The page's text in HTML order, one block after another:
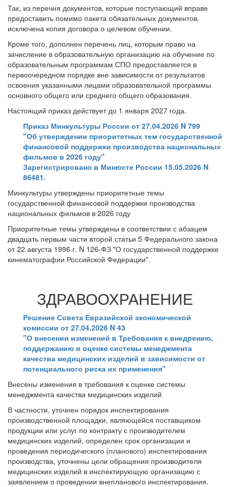
Так, из перечня документов, которые поступающий вправе
предоставить помимо пакета обязательных документов,
исключена копия договора о целевом обучении.
Кроме того, дополнен перечень лиц, которым право на
зачисление в образовательную организацию на обучение по
образовательным программам СПО предоставляется в
первоочередном порядке вне зависимости от результатов
освоения указанными лицами образовательной программы
основного общего или среднего общего образования.
Настоящий приказ действует до 1 января 2027 года.
Приказ Минкультуры России от 27.04.2026 N 799
"Об утверждении приоритетных тем государственной
финансовой поддержки производства национальных
фильмов в 2026 году"
Зарегистрировано в Минюсте России 15.05.2026 N
86481.
Минкультуры утверждены приоритетные темы
государственной финансовой поддержки производства
национальных фильмов в 2026 году
Приоритетные темы утверждены в соответствии с абзацем
двадцать первым части второй статьи 5 Федерального закона
от 22 августа 1996 г. N 126-ФЗ "О государственной поддержке
кинематографии Российской Федерации".
ЗДРАВООХРАНЕНИЕ
Решение Совета Евразийской экономической
комиссии от 27.04.2026 N 43
"О внесении изменений в Требования к внедрению,
поддержанию и оценке системы менеджмента
качества медицинских изделий в зависимости от
потенциального риска их применения"
Внесены изменения в требования к оценке системы
менеджмента качества медицинских изделий
В частности, уточнен порядок инспектирования
производственной площадки, являющейся поставщиком
продукции или услуг по контракту с производителем
медицинских изделий, определен срок организации и
проведения периодического (планового) инспектирования
производства, уточнены цели обращения производителя
медицинских изделий в инспектирующую организацию с
заявлением о проведении внепланового инспектирования.